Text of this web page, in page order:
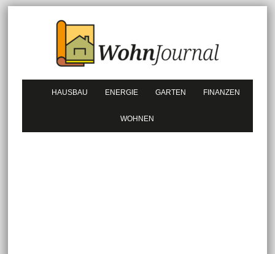
HAUSBAU ENERGIE GARTEN FINANZEN
WOHNEN